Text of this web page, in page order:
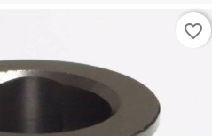
favorite_border